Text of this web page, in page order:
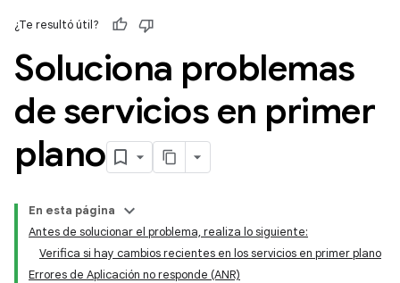
¿Te resultó útil?
Soluciona problemas
de servicios en primer
plano
En esta página
Antes de solucionar el problema, realiza lo siguiente:
Verifica si hay cambios recientes en los servicios en primer plano
Errores de Aplicación no responde (ANR)